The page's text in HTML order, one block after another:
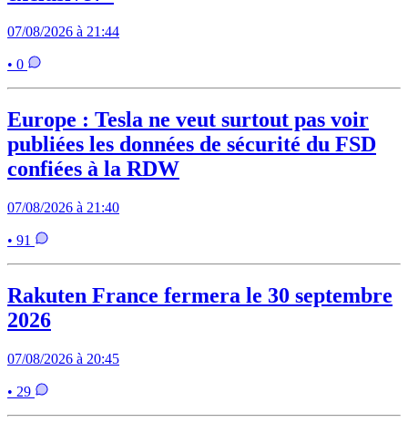
07/08/2026 à 21:44
• 0
Europe : Tesla ne veut surtout pas voir
publiées les données de sécurité du FSD
confiées à la RDW
07/08/2026 à 21:40
• 91
Rakuten France fermera le 30 septembre
2026
07/08/2026 à 20:45
• 29